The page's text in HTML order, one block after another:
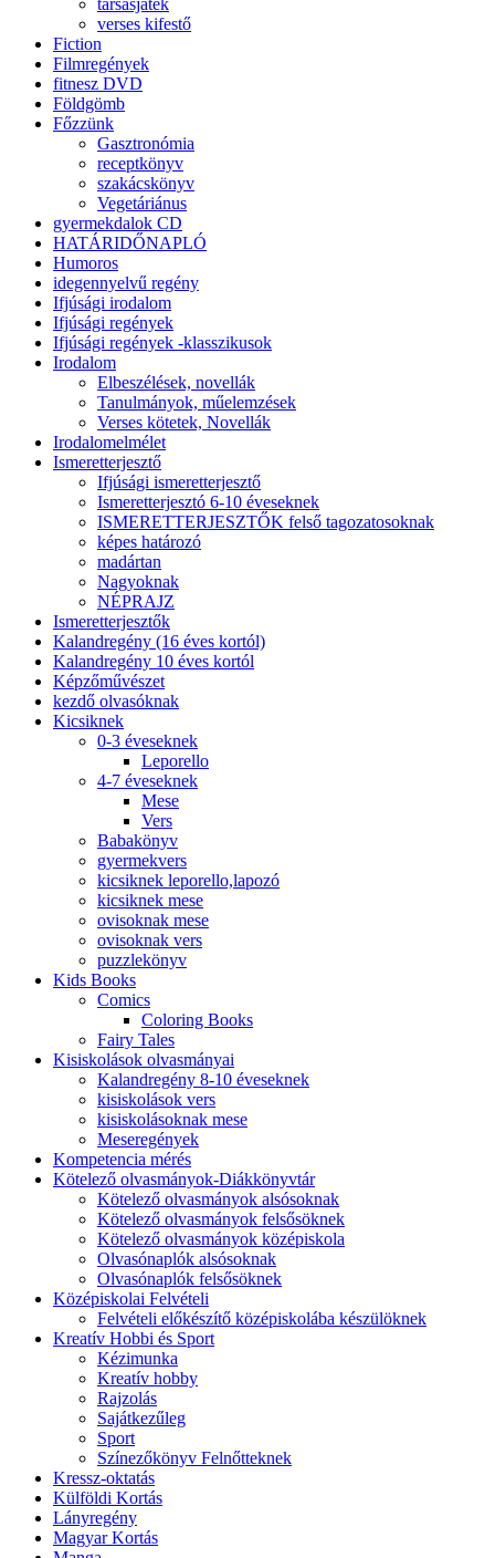
társasjáték
verses kifestő
Fiction
Filmregények
fitnesz DVD
Földgömb
Főzzünk
Gasztronómia
receptkönyv
szakácskönyv
Vegetáriánus
gyermekdalok CD
HATÁRIDŐNAPLÓ
Humoros
idegennyelvű regény
Ifjúsági irodalom
Ifjúsági regények
Ifjúsági regények -klasszikusok
Irodalom
Elbeszélések, novellák
Tanulmányok, műelemzések
Verses kötetek, Novellák
Irodalomelmélet
Ismeretterjesztő
Ifjúsági ismeretterjesztő
Ismeretterjesztó 6-10 éveseknek
ISMERETTERJESZTŐK felső tagozatosoknak
képes határozó
madártan
Nagyoknak
NÉPRAJZ
Ismeretterjesztők
Kalandregény (16 éves kortól)
Kalandregény 10 éves kortól
Képzőművészet
kezdő olvasóknak
Kicsiknek
0-3 éveseknek
Leporello
4-7 éveseknek
Mese
Vers
Babakönyv
gyermekvers
kicsiknek leporello,lapozó
kicsiknek mese
ovisoknak mese
ovisoknak vers
puzzlekönyv
Kids Books
Comics
Coloring Books
Fairy Tales
Kisiskolások olvasmányai
Kalandregény 8-10 éveseknek
kisiskolások vers
kisiskolásoknak mese
Meseregények
Kompetencia mérés
Kötelező olvasmányok-Diákkönyvtár
Kötelező olvasmányok alsósoknak
Kötelező olvasmányok felsősöknek
Kötelező olvasmányok középiskola
Olvasónaplók alsósoknak
Olvasónaplók felsősöknek
Középiskolai Felvételi
Felvételi előkészítő középiskolába készülöknek
Kreatív Hobbi és Sport
Kézimunka
Kreatív hobby
Rajzolás
Sajátkezűleg
Sport
Színezőkönyv Felnőtteknek
Kressz-oktatás
Külföldi Kortás
Lányregény
Magyar Kortás